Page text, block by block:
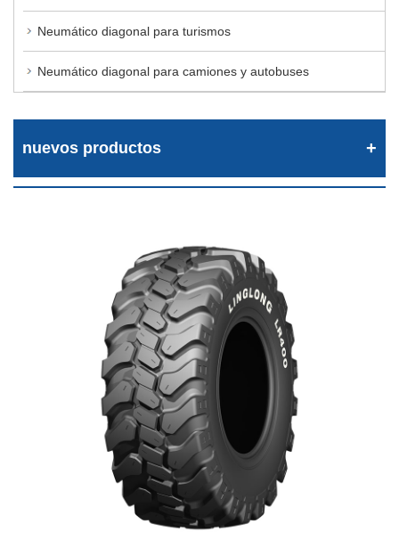
Neumático diagonal para turismos
Neumático diagonal para camiones y autobuses
nuevos productos